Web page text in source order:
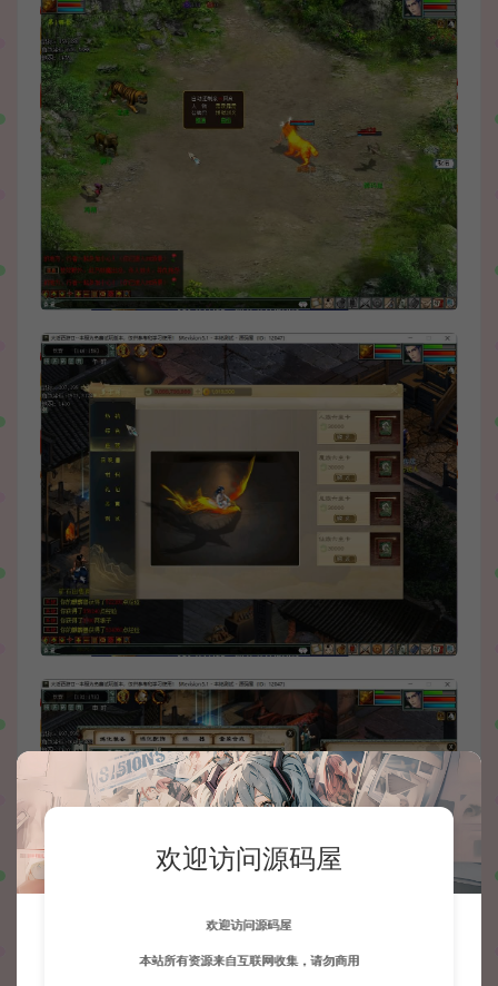
欢迎访问源码屋
欢迎访问源码屋
本站所有资源来自互联网收集，请勿商用